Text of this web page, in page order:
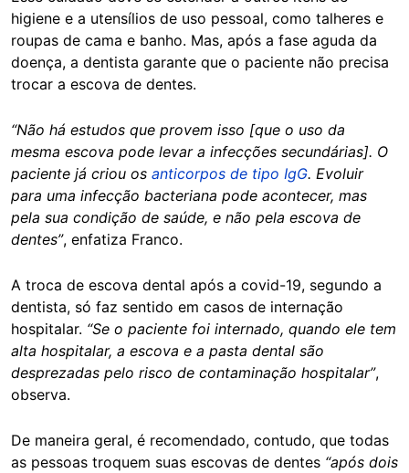
higiene e a utensílios de uso pessoal, como talheres e
roupas de cama e banho. Mas, após a fase aguda da
doença, a dentista garante que o paciente não precisa
trocar a escova de dentes.
“Não há estudos que provem isso [que o uso da
mesma escova pode levar a infecções secundárias]. O
paciente já criou os anticorpos de tipo IgG. Evoluir
para uma infecção bacteriana pode acontecer, mas
pela sua condição de saúde, e não pela escova de
dentes”, enfatiza Franco.
A troca de escova dental após a covid-19, segundo a
dentista, só faz sentido em casos de internação
hospitalar. “Se o paciente foi internado, quando ele tem
alta hospitalar, a escova e a pasta dental são
desprezadas pelo risco de contaminação hospitalar”,
observa.
De maneira geral, é recomendado, contudo, que todas
as pessoas troquem suas escovas de dentes “após dois